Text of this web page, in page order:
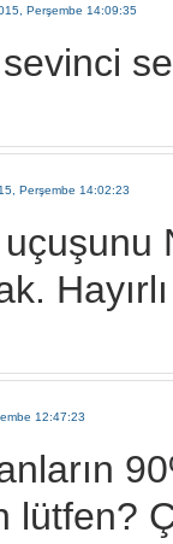
Perşembe 14:09:35
Perşembe 14:02:23
12:47:23
lütfen?